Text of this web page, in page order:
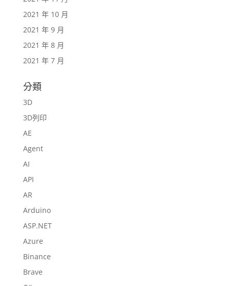
2021 年 10 月
2021 年 9 月
2021 年 8 月
2021 年 7 月
分類
3D
3D列印
AE
Agent
AI
API
AR
Arduino
ASP.NET
Azure
Binance
Brave